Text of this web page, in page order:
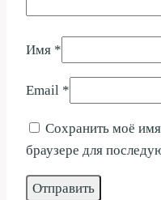
Имя *
Email *
Сохранить моё
браузере для